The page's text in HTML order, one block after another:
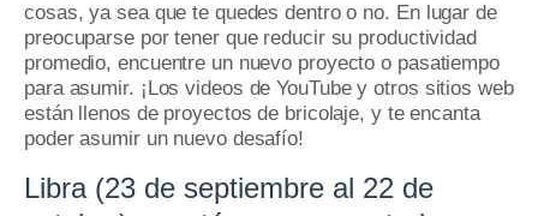
cosas, ya sea que te quedes dentro o no. En lugar de
preocuparse por tener que reducir su productividad
promedio, encuentre un nuevo proyecto o pasatiempo
para asumir. ¡Los videos de YouTube y otros sitios web
están llenos de proyectos de bricolaje, y te encanta
poder asumir un nuevo desafío!
Libra (23 de septiembre al 22 de